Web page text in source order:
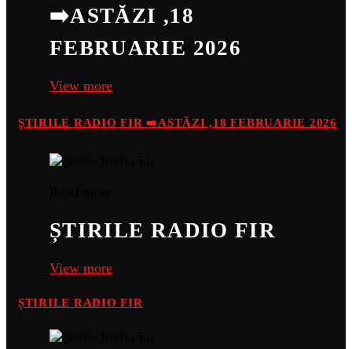
➡️ASTĂZI ,18
FEBRUARIE 2026
View more
ȘTIRILE RADIO FIR ➡️ASTĂZI ,18 FEBRUARIE 2026
ȘTIRILE RADIO FIR
View more
ȘTIRILE RADIO FIR